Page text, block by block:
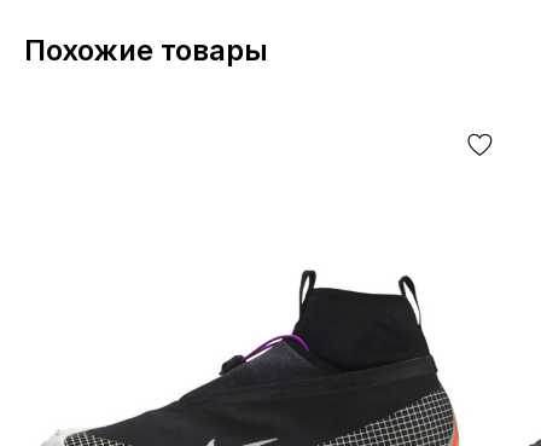
Похожие товары